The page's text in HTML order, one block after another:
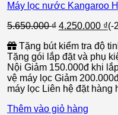
Máy lọc nước Kangaroo
5.650.000₫ Giá
là:
5.650.000 ₫.
4.250.000 ₫
tại
là:
(-
Tặng bút kiểm tra độ
Tặng gói lắp đặt và phụ
Nội Giảm 150.000đ khi
vệ máy lọc Giảm
máy lọc Liên hệ đặt hàng
Thêm vào giỏ hàng